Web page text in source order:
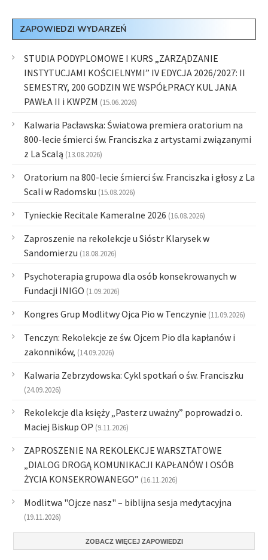
ZAPOWIEDZI WYDARZEŃ
STUDIA PODYPLOMOWE I KURS „ZARZĄDZANIE
INSTYTUCJAMI KOŚCIELNYMI” IV EDYCJA 2026/2027: II
SEMESTRY, 200 GODZIN WE WSPÓŁPRACY KUL JANA
PAWŁA II i KWPZM (15.06.2026)
Kalwaria Pacławska: Światowa premiera oratorium na
800-lecie śmierci św. Franciszka z artystami związanymi
z La Scalą (13.08.2026)
Oratorium na 800-lecie śmierci św. Franciszka i głosy z La
Scali w Radomsku (15.08.2026)
Tynieckie Recitale Kameralne 2026 (16.08.2026)
Zaproszenie na rekolekcje u Sióstr Klarysek w
Sandomierzu (18.08.2026)
Psychoterapia grupowa dla osób konsekrowanych w
Fundacji INIGO (1.09.2026)
Kongres Grup Modlitwy Ojca Pio w Tenczynie (11.09.2026)
Tenczyn: Rekolekcje ze św. Ojcem Pio dla kapłanów i
zakonników, (14.09.2026)
Kalwaria Zebrzydowska: Cykl spotkań o św. Franciszku
(24.09.2026)
Rekolekcje dla księży „Pasterz uważny” poprowadzi o.
Maciej Biskup OP (9.11.2026)
ZAPROSZENIE NA REKOLEKCJE WARSZTATOWE
„DIALOG DROGĄ KOMUNIKACJI KAPŁANÓW I OSÓB
ŻYCIA KONSEKROWANEGO” (16.11.2026)
Modlitwa "Ojcze nasz" – biblijna sesja medytacyjna
(19.11.2026)
ZOBACZ WIĘCEJ ZAPOWIEDZI